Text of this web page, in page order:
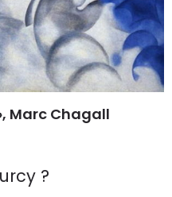
Marc Chagall
?